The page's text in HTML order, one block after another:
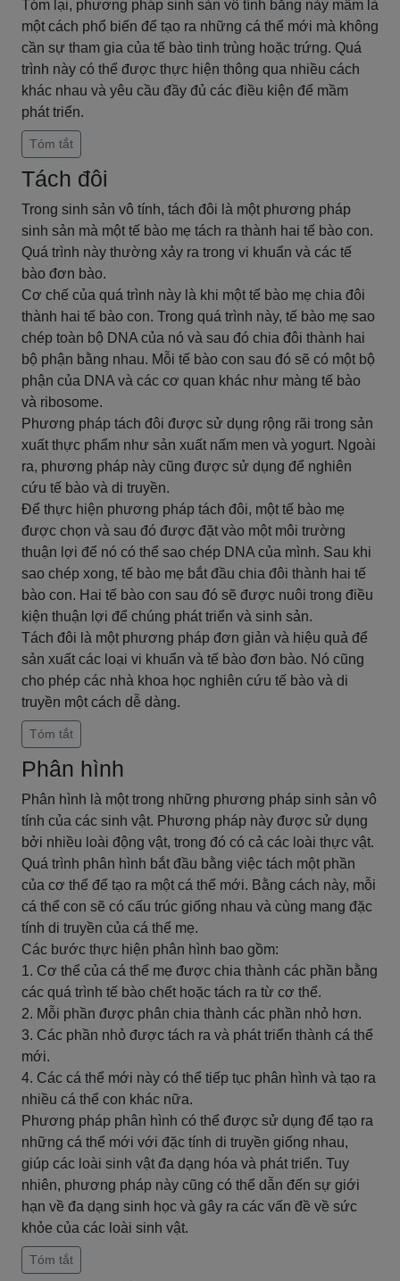
Tóm lại, phương pháp sinh sản vô tính bằng nảy mầm là
một cách phổ biến để tạo ra những cá thể mới mà không
cần sự tham gia của tế bào tinh trùng hoặc trứng. Quá
trình này có thể được thực hiện thông qua nhiều cách
khác nhau và yêu cầu đầy đủ các điều kiện để mầm
phát triển.
Tóm tắt
Tách đôi
Trong sinh sản vô tính, tách đôi là một phương pháp
sinh sản mà một tế bào mẹ tách ra thành hai tế bào con.
Quá trình này thường xảy ra trong vi khuẩn và các tế
bào đơn bào.
Cơ chế của quá trình này là khi một tế bào mẹ chia đôi
thành hai tế bào con. Trong quá trình này, tế bào mẹ sao
chép toàn bộ DNA của nó và sau đó chia đôi thành hai
bộ phận bằng nhau. Mỗi tế bào con sau đó sẽ có một bộ
phận của DNA và các cơ quan khác như màng tế bào
và ribosome.
Phương pháp tách đôi được sử dụng rộng rãi trong sản
xuất thực phẩm như sản xuất nấm men và yogurt. Ngoài
ra, phương pháp này cũng được sử dụng để nghiên
cứu tế bào và di truyền.
Để thực hiện phương pháp tách đôi, một tế bào mẹ
được chọn và sau đó được đặt vào một môi trường
thuận lợi để nó có thể sao chép DNA của mình. Sau khi
sao chép xong, tế bào mẹ bắt đầu chia đôi thành hai tế
bào con. Hai tế bào con sau đó sẽ được nuôi trong điều
kiện thuận lợi để chúng phát triển và sinh sản.
Tách đôi là một phương pháp đơn giản và hiệu quả để
sản xuất các loại vi khuẩn và tế bào đơn bào. Nó cũng
cho phép các nhà khoa học nghiên cứu tế bào và di
truyền một cách dễ dàng.
Tóm tắt
Phân hình
Phân hình là một trong những phương pháp sinh sản vô
tính của các sinh vật. Phương pháp này được sử dụng
bởi nhiều loài động vật, trong đó có cả các loài thực vật.
Quá trình phân hình bắt đầu bằng việc tách một phần
của cơ thể để tạo ra một cá thể mới. Bằng cách này, mỗi
cá thể con sẽ có cấu trúc giống nhau và cùng mang đặc
tính di truyền của cá thể mẹ.
Các bước thực hiện phân hình bao gồm:
1. Cơ thể của cá thể mẹ được chia thành các phần bằng
các quá trình tế bào chết hoặc tách ra từ cơ thể.
2. Mỗi phần được phân chia thành các phần nhỏ hơn.
3. Các phần nhỏ được tách ra và phát triển thành cá thể
mới.
4. Các cá thể mới này có thể tiếp tục phân hình và tạo ra
nhiều cá thể con khác nữa.
Phương pháp phân hình có thể được sử dụng để tạo ra
những cá thể mới với đặc tính di truyền giống nhau,
giúp các loài sinh vật đa dạng hóa và phát triển. Tuy
nhiên, phương pháp này cũng có thể dẫn đến sự giới
hạn về đa dạng sinh học và gây ra các vấn đề về sức
khỏe của các loài sinh vật.
Tóm tắt